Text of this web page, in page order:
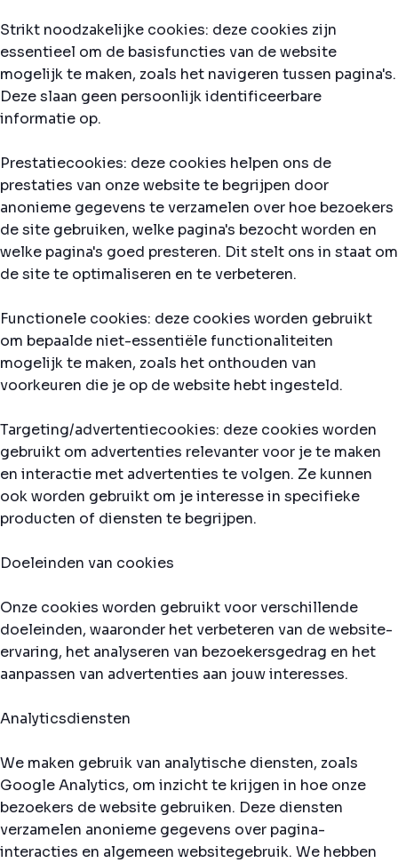
Strikt noodzakelijke cookies: deze cookies zijn
essentieel om de basisfuncties van de website
mogelijk te maken, zoals het navigeren tussen pagina's.
Deze slaan geen persoonlijk identificeerbare
informatie op.
Prestatiecookies: deze cookies helpen ons de
prestaties van onze website te begrijpen door
anonieme gegevens te verzamelen over hoe bezoekers
de site gebruiken, welke pagina's bezocht worden en
welke pagina's goed presteren. Dit stelt ons in staat om
de site te optimaliseren en te verbeteren.
Functionele cookies: deze cookies worden gebruikt
om bepaalde niet-essentiële functionaliteiten
mogelijk te maken, zoals het onthouden van
voorkeuren die je op de website hebt ingesteld.
Targeting/advertentiecookies: deze cookies worden
gebruikt om advertenties relevanter voor je te maken
en interactie met advertenties te volgen. Ze kunnen
ook worden gebruikt om je interesse in specifieke
producten of diensten te begrijpen.
Doeleinden van cookies
Onze cookies worden gebruikt voor verschillende
doeleinden, waaronder het verbeteren van de website-
ervaring, het analyseren van bezoekersgedrag en het
aanpassen van advertenties aan jouw interesses.
Analyticsdiensten
We maken gebruik van analytische diensten, zoals
Google Analytics, om inzicht te krijgen in hoe onze
bezoekers de website gebruiken. Deze diensten
verzamelen anonieme gegevens over pagina-
interacties en algemeen websitegebruik. We hebben